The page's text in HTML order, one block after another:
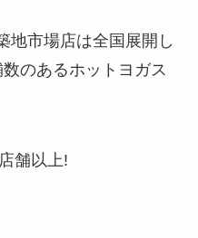
地市場店は全国展開し
のあるホットヨガス
舗以上!